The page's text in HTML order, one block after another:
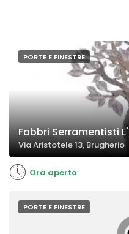
PORTE E FINESTRE
Fabbri Serramentisti
Via Aristotele 13, Brugherio
Ora aperto
PORTE E FINESTRE